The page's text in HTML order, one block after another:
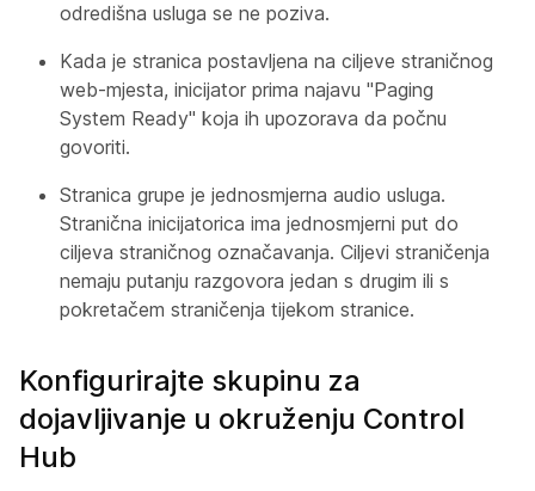
odredišna usluga se ne poziva.
Kada je stranica postavljena na ciljeve straničnog
web-mjesta, inicijator prima najavu "Paging
System Ready" koja ih upozorava da počnu
govoriti.
Stranica grupe je jednosmjerna audio usluga.
Stranična inicijatorica ima jednosmjerni put do
ciljeva straničnog označavanja. Ciljevi straničenja
nemaju putanju razgovora jedan s drugim ili s
pokretačem straničenja tijekom stranice.
Konfigurirajte skupinu za
dojavljivanje u okruženju Control
Hub